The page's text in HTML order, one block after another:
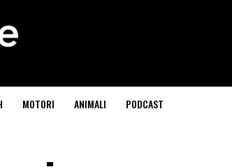
MOTORI ANIMALI PODCAST